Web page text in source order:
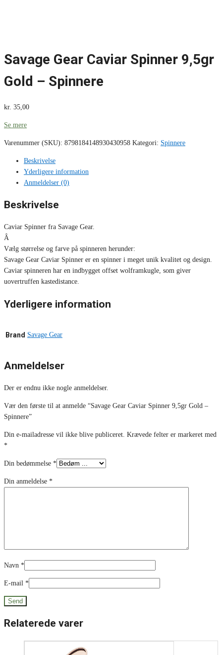
Savage Gear Caviar Spinner 9,5gr
Gold – Spinnere
kr. 35,00
Se mere
Varenummer (SKU): 8798184148930430958 Kategori: Spinnere
Beskrivelse
Yderligere information
Anmeldelser (0)
Beskrivelse
Caviar Spinner fra Savage Gear.
Â
Vælg størrelse og farve på spinneren herunder:
Savage Gear Caviar Spinner er en spinner i meget unik kvalitet og design.
Caviar spinneren har en indbygget offset wolframkugle, som giver
uovertruffen kastedistance.
Yderligere information
Brand Savage Gear
Anmeldelser
Der er endnu ikke nogle anmeldelser.
Vær den første til at anmelde “Savage Gear Caviar Spinner 9,5gr Gold –
Spinnere”
Din e-mailadresse vil ikke blive publiceret. Krævede felter er markeret med
*
Din bedømmelse *
Din anmeldelse *
Navn *
E-mail *
Relaterede varer